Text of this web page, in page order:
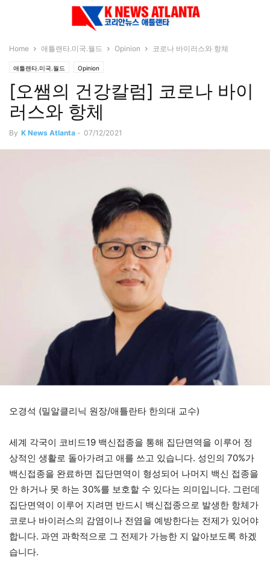
Home 애틀랜타.미국.월드 Opinion 코로나 바이러스와 항체
애틀랜타.미국.월드 Opinion
[오쌤의 건강칼럼] 코로나 바이
러스와 항체
By K News Atlanta - 07/12/2021
오경석 (밀알클리닉 원장/애틀란타 한의대 교수)
세계 각국이 코비드19 백신접종을 통해 집단면역을 이루어 정
상적인 생활로 돌아가려고 애를 쓰고 있습니다. 성인의 70%가
백신접종을 완료하면 집단면역이 형성되어 나머지 백신 접종을
안 하거나 못 하는 30%를 보호할 수 있다는 의미입니다. 그런데
집단면역이 이루어 지려면 반드시 백신접종으로 발생한 항체가
코로나 바이러스의 감염이나 전염을 예방한다는 전제가 있어야
합니다. 과연 과학적으로 그 전제가 가능한 지 알아보도록 하겠
습니다.